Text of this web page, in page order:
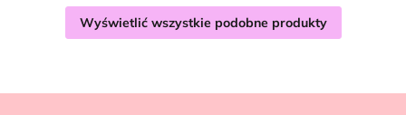
Wyświetlić wszystkie podobne produkty